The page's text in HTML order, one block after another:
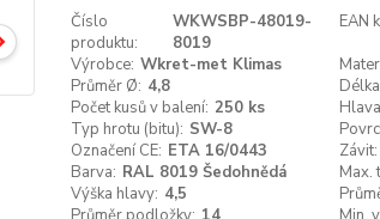
Číslo
produktu:
WKWSBP-48019-
8019
EAN
Výrobce: Wkret-met Klimas
Průměr Ø: 4,8
Počet kusů v balení: 250 ks
Typ hrotu (bitu): SW-8
Označení CE: ETA 16/0443 Závit:
Barva: RAL 8019 Šedohnědá Max.
Výška hlavy: 4,5